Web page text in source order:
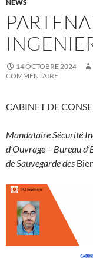
NEWS
14 OCTOBRE 2024
COMMENTAIRE
CABINET DE
Mandataire Sécurité
d’Ouvrage – Bureau
de Sauvegarde des